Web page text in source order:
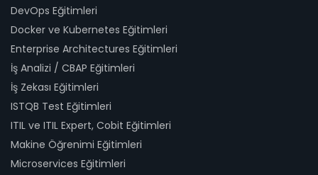
DevOps Eğitimleri
Docker ve Kubernetes Eğitimleri
Enterprise Architectures Eğitimleri
İş Analizi / CBAP Eğitimleri
İş Zekası Eğitimleri
ISTQB Test Eğitimleri
ITIL ve ITIL Expert, Cobit Eğitimleri
Makine Öğrenimi Eğitimleri
Microservices Eğitimleri